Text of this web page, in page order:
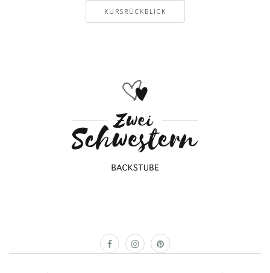
KURSRÜCKBLICK